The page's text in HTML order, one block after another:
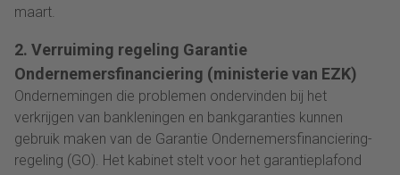
maart.
2. Verruiming regeling Garantie
Ondernemersfinanciering (ministerie van EZK)
Ondernemingen die problemen ondervinden bij het
verkrijgen van bankleningen en bankgaranties kunnen
gebruik maken van de Garantie Ondernemersfinanciering-
regeling (GO). Het kabinet stelt voor het garantieplafond